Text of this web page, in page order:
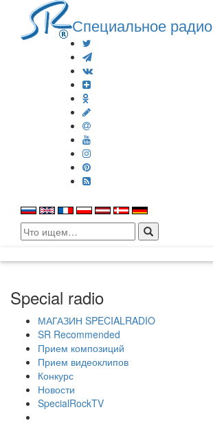
Специальное радио
Search
for:
Special radio
МАГАЗИН SPECIALRADIO
SR Recommended
Прием композиций
Прием видеоклипов
Конкурс
Новости
SpecialRockTV